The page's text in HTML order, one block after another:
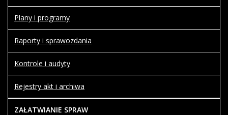
Plany i programy
Raporty i sprawozdania
Kontrole i audyty
Rejestry akt i archiwa
ZAŁATWIANIE SPRAW